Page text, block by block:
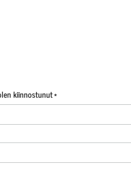
kiinnostunut*